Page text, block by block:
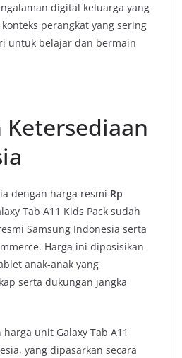
digital keluarga yang
perangkat yang sering
untuk belajar dan bermain
Ketersediaan
dengan harga resmi Rp
Tab A11 Kids Pack sudah
Samsung Indonesia serta
Harga ini diposisikan
anak-anak yang
serta dukungan jangka
unit Galaxy Tab A11
yang dipasarkan secara